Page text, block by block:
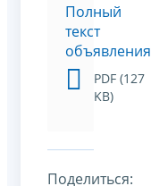
Полный
текст
объявления
PDF (127
KB)
Поделиться: